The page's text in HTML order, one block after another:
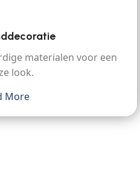
materialen voor een
look.
More